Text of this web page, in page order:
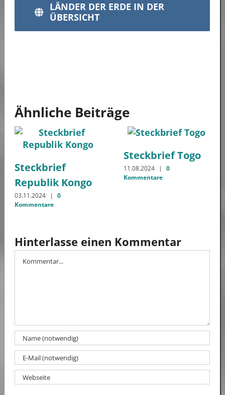
LÄNDER DER ERDE IN DER
ÜBERSICHT
Ähnliche Beiträge
Steckbrief
Republik Kongo
03.11.2024 |
0
Kommentare
Steckbrief Togo
11.08.2024 |
0
Kommentare
Hinterlasse einen Kommentar
Kommentar